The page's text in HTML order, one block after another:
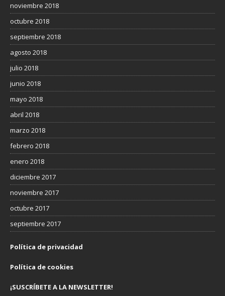
noviembre 2018
octubre 2018
septiembre 2018
agosto 2018
julio 2018
junio 2018
mayo 2018
abril 2018
marzo 2018
febrero 2018
enero 2018
diciembre 2017
noviembre 2017
octubre 2017
septiembre 2017
Política de privacidad
Política de cookies
¡SUSCRÍBETE A LA NEWSLETTER!